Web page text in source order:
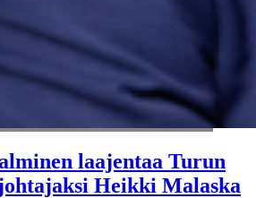
laajentaa Turun
Heikki Malaska